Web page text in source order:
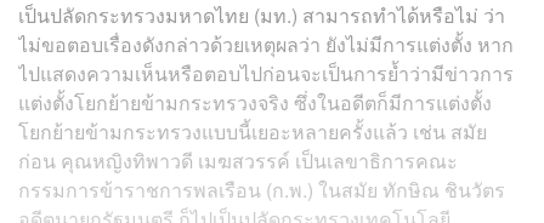
เป็นปลัดกระทรวงมหาดไทย (มท.) สามารถทำได้หรือไม่ ว่า
ไม่ขอตอบเรื่องดังกล่าวด้วยเหตุผลว่า ยังไม่มีการแต่งตั้ง หาก
ไปแสดงความเห็นหรือตอบไปก่อนจะเป็นการย้ำว่ามีข่าวการ
แต่งตั้งโยกย้ายข้ามกระทรวงจริง ซึ่งในอดีตก็มีการแต่งตั้ง
โยกย้ายข้ามกระทรวงแบบนี้เยอะหลายครั้งแล้ว เช่น สมัย
ก่อน คุณหญิงทิพาวดี เมฆสวรรค์ เป็นเลขาธิการคณะ
กรรมการข้าราชการพลเรือน (ก.พ.) ในสมัย ทักษิณ ชินวัตร